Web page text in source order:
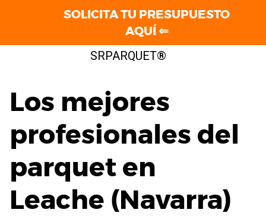
SRPARQUET®
Los mejores
profesionales del
parquet en
Leache (Navarra)
SOLICITA TU PRESUPUESTO
AQUÍ ⇐